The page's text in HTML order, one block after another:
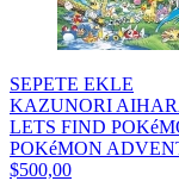
SEPETE EKLE
KAZUNORI
LETS FIND
POKéMON
$500,00